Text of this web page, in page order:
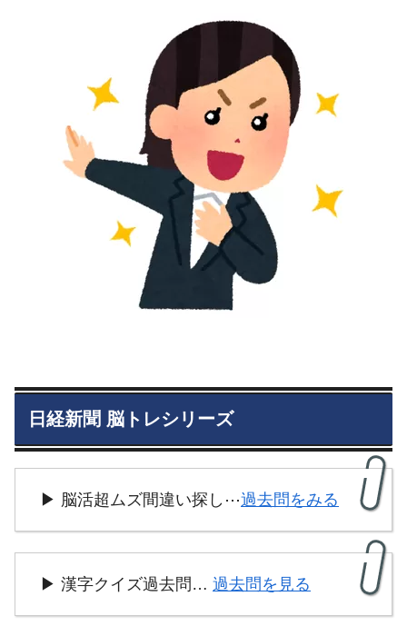
日経新聞 脳トレシリーズ
▶ 脳活超ムズ間違い探し⋯過去問をみる
▶ 漢字クイズ過去問… 過去問を見る